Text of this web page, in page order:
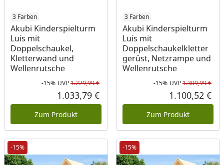
3 Farben
Akubi Kinderspielturm
Luis mit
Doppelschaukel,
Kletterwand und
Wellenrutsche
Rabatt in Prozent
-15%
Ursprünglicher Preis
UVP1.229,99 €
Aktueller Preis
1.033,79 €
Zum Produkt
3 Farben
Akubi Kinderspielturm
Luis mit
Doppelschaukelkletter
gerüst, Netzrampe und
Wellenrutsche
-15% UVP1.309,99 €
1.100,52 €
Zum Produkt
-15% -15%